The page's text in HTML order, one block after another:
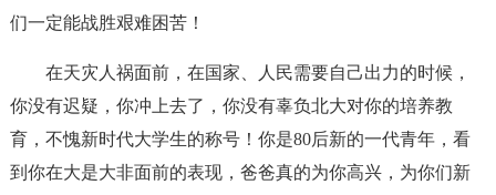
们一定能战胜艰难困苦！
在天灾人祸面前，在国家、人民需要自己出力的时候，
你没有迟疑，你冲上去了，你没有辜负北大对你的培养教
育，不愧新时代大学生的称号！你是80后新的一代青年，看
到你在大是大非面前的表现，爸爸真的为你高兴，为你们新